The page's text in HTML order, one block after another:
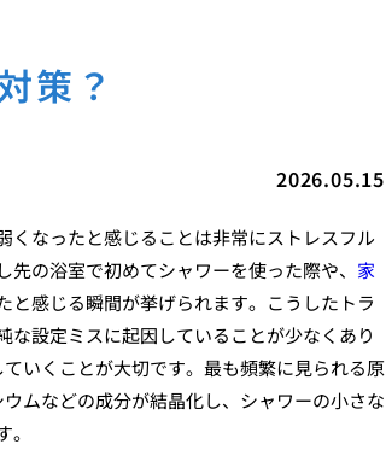
策？
2026.05.15
なったと感じることは非常にストレスフル
の浴室で初めてシャワーを使った際や、 家
感じる瞬間が挙げられます。こうしたトラ
設定ミスに起因していることが少なくあり
いくことが大切です。最も頻繁に見られる原
ムなどの成分が結晶化し、シャワーの小さな